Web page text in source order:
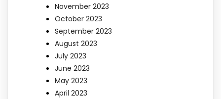
November 2023
October 2023
September 2023
August 2023
July 2023
June 2023
May 2023
April 2023